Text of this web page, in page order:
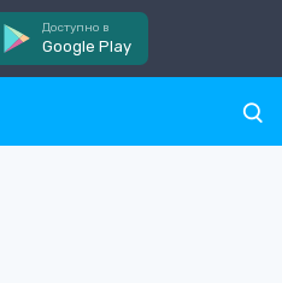
Доступно в
Google Play